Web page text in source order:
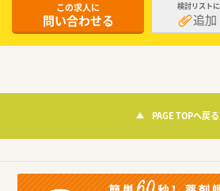
この求人に
問い合わせる
検討リストに
追加
PAGE TOPへ戻る